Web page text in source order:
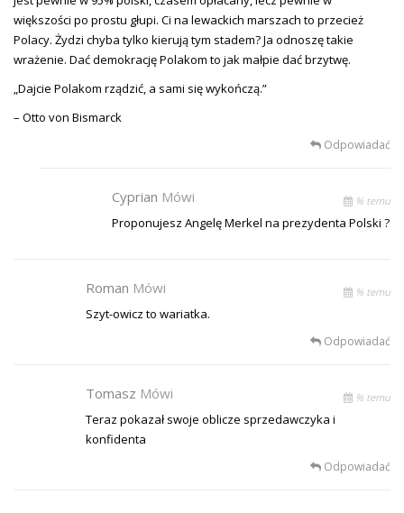
większości po prostu głupi. Ci na lewackich marszach to przecież
Polacy. Żydzi chyba tylko kierują tym stadem? Ja odnoszę takie
wrażenie. Dać demokrację Polakom to jak małpie dać brzytwę.
„Dajcie Polakom rządzić, a sami się wykończą.”
– Otto von Bismarck
Odpowiadać
Cyprian Mówi % temu
Proponujesz Angelę Merkel na prezydenta Polski ?
Roman Mówi % temu
Szyt-owicz to wariatka.
Odpowiadać
Tomasz Mówi % temu
Teraz pokazał swoje oblicze sprzedawczyka i
konfidenta
Odpowiadać